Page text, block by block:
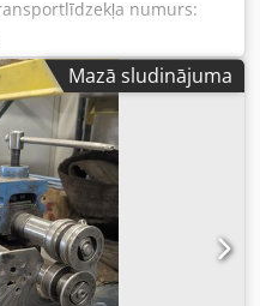
numurs:
Augstas veiktspējas,
gaisa vadu
Eiropas sistēma, kas
pārstrādātu ruļļu
taisnstūra gaisa vadu
SWAH s.r.o. (Čehijas
gads: 2003 •
Pilnībā
no ruļļiem. Šī
kas ietver: Djdpfx
Mazā sludinājuma